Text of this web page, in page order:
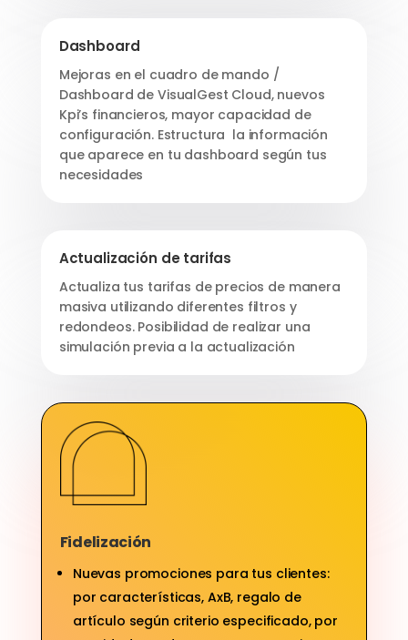
Dashboard
Mejoras en el cuadro de mando /
Dashboard de VisualGest Cloud, nuevos
Kpi’s financieros, mayor capacidad de
configuración. Estructura la información
que aparece en tu dashboard según tus
necesidades
Actualización de tarifas
Actualiza tus tarifas de precios de manera
masiva utilizando diferentes filtros y
redondeos. Posibilidad de realizar una
simulación previa a la actualización
Fidelización
Nuevas promociones para tus clientes:
por características, AxB, regalo de
artículo según criterio especificado, por